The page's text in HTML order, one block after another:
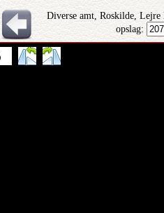
Diverse amt, Roskilde,
opslag: